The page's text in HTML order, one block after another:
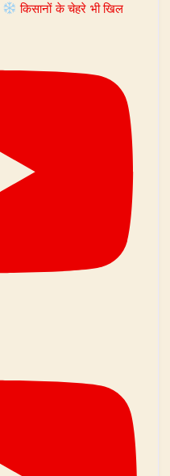
किसानों के चेहरे भी खिल